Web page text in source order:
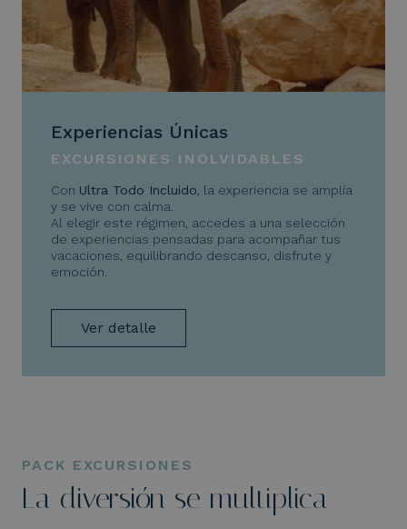
Experiencias Únicas
EXCURSIONES INOLVIDABLES
Con Ultra Todo Incluido , la experiencia se amplía
y se vive con calma.
Al elegir este régimen, accedes a una selección
de experiencias pensadas para acompañar tus
vacaciones, equilibrando descanso, disfrute y
emoción.
Ver detalle
PACK EXCURSIONES
La diversión se multiplica